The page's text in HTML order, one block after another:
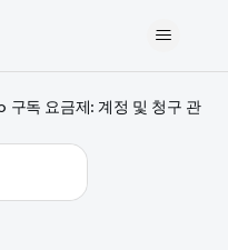
구독 요금제: 계정 및 청구 관